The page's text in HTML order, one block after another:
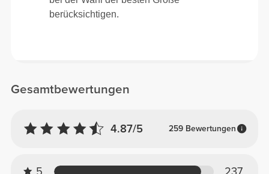
Gesamtbewertungen
4.87/5 259 Bewertungen
berücksichtigen.